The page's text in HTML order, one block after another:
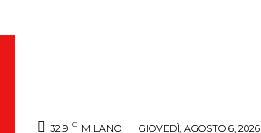
32.9 C MILANO GIOVEDÌ, AGOSTO 6, 2026